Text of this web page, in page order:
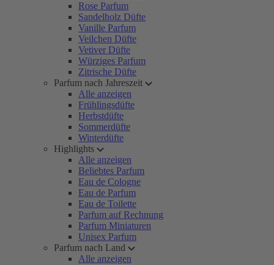
Rose Parfum
Sandelholz Düfte
Vanille Parfum
Veilchen Düfte
Vetiver Düfte
Würziges Parfum
Zitrische Düfte
Parfum nach Jahreszeit
Alle anzeigen
Frühlingsdüfte
Herbstdüfte
Sommerdüfte
Winterdüfte
Highlights
Alle anzeigen
Beliebtes Parfum
Eau de Cologne
Eau de Parfum
Eau de Toilette
Parfum auf Rechnung
Parfum Miniaturen
Unisex Parfum
Parfum nach Land
Alle anzeigen